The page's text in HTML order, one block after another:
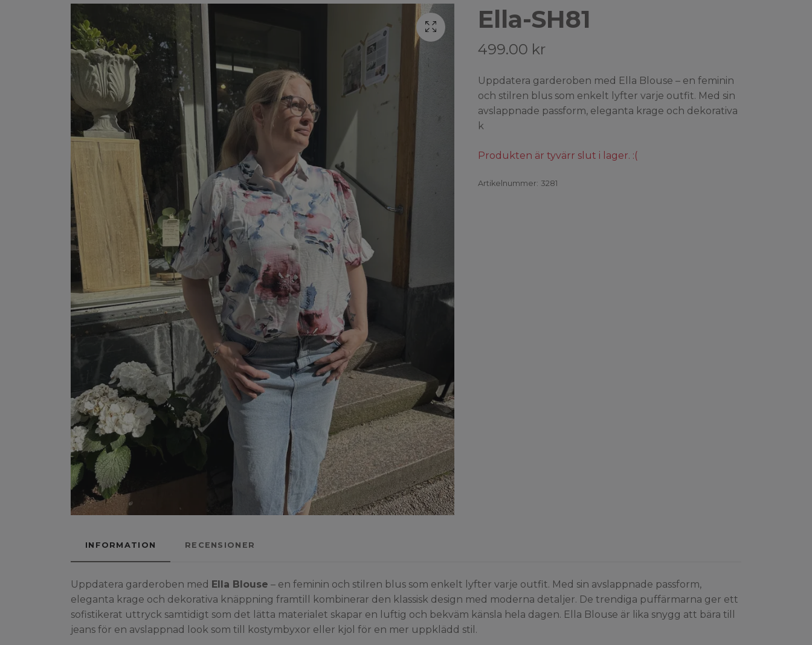
Ella-SH81
499.00 kr
Uppdatera garderoben med Ella Blouse – en feminin
och stilren blus som enkelt lyfter varje outfit. Med sin
avslappnade passform, eleganta krage och dekorativa
k
Produkten är tyvärr slut i lager. :(
Artikelnummer: 3281
INFORMATION RECENSIONER
Uppdatera garderoben med Ella Blouse – en feminin och stilren blus som enkelt lyfter varje outfit. Med sin avslappnade passform,
eleganta krage och dekorativa knäppning framtill kombinerar den klassisk design med moderna detaljer. De trendiga puffärmarna ger ett
sofistikerat uttryck samtidigt som det lätta materialet skapar en luftig och bekväm känsla hela dagen. Ella Blouse är lika snygg att bära till
jeans för en avslappnad look som till kostymbyxor eller kjol för en mer uppklädd stil.